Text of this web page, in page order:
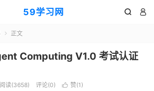
59学习网  
 正文
Computing V1.0 考试认证
阅读(3658) 评论(0)  赞(1 )